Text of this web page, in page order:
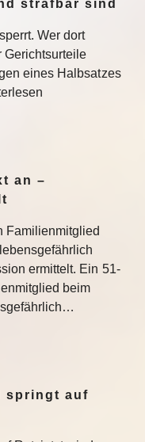
strafbar sind
Wer dort
Gerichtsurteile
eines Halbsatzes
an –
Familienmitglied
ermittelt. Ein 51-
beim
springt auf